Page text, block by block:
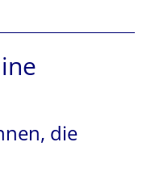
die